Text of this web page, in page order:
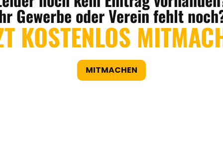
Gewerbe oder Verein fehlt
KOSTENLOS
MITMACHEN